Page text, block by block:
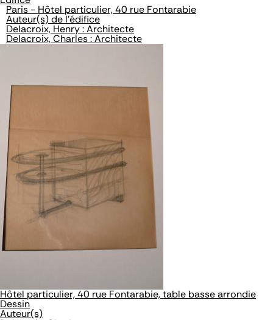
Paris - Hôtel particulier, 40 rue Fontarabie
Auteur(s) de l'édifice
Delacroix, Henry : Architecte
Delacroix, Charles : Architecte
Hôtel particulier, 40 rue Fontarabie, table basse arrondie
Dessin
Auteur(s)